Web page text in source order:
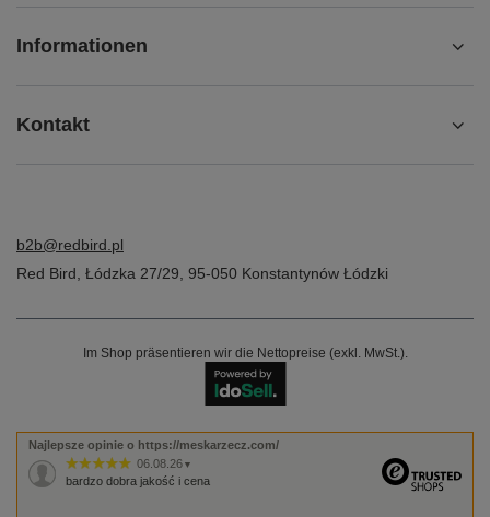
Informationen
Kontakt
b2b@redbird.pl
Red Bird Łódzka 27/29 95-050 Konstantynów Łódzki
Im Shop präsentieren wir die Nettopreise (exkl. MwSt.).
Najlepsze opinie o https://meskarzecz.com/
06.08.26 ▼
bardzo dobra jakość i cena